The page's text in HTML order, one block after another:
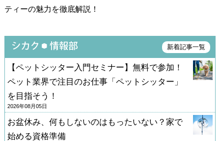
ティーの魅力を徹底解説！
新着記事一覧
【ペットシッター入門セミナー】無料で参加！
ペット業界で注目のお仕事「ペットシッター」
を目指そう！
2026年08月05日
お盆休み、何もしないのはもったいない？家で
始める資格準備